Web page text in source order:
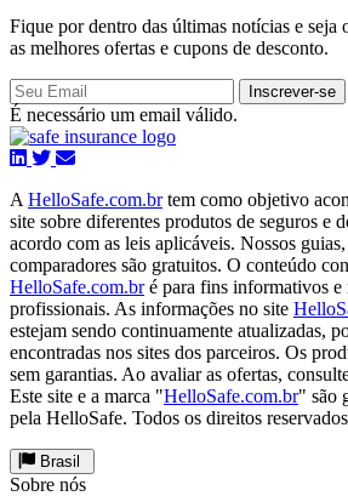
Fique por dentro das últimas notícias e seja
as melhores ofertas e cupons de desconto.
Inscrever-se
É necessário um email válido.
A HelloSafe.com.brtem como objetivo
site sobre diferentes produtos de seguros e
acordo com as leis aplicáveis. Nossos
comparadores são gratuitos. O conteúdo
HelloSafe.com.bré para fins informativos e
profissionais. As informações no site
estejam sendo continuamente atualizadas,
encontradas nos sites dos parceiros. Os
sem garantias. Ao avaliar as ofertas,
Este site e a marca "HelloSafe.com.br" são
pela HelloSafe. Todos os direitos
Brasil
Sobre nós